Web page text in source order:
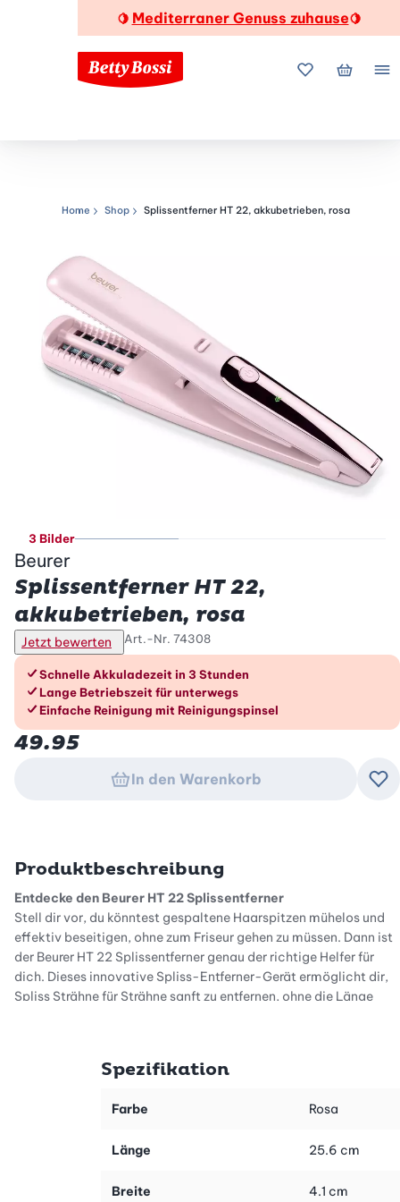
🍋 Mediterraner Genuss zuhause🍋
MeineMein
Navigationspfad
Home Shop Splissentferner HT 22, akkubetrieben, rosa
3 Bilder
Beurer
Splissentferner HT 22,
akkubetrieben, rosa
Jetzt bewerten Art.-Nr. 74308
Die Vorteile im Überblick
Schnelle Akkuladezeit in 3 Stunden
Lange Betriebszeit für unterwegs
Einfache Reinigung mit Reinigungspinsel
49.95
In den Warenkorb
Produktbeschreibung
Entdecke den Beurer HT 22 Splissentferner
Stell dir vor, du könntest gespaltene Haarspitzen mühelos und
effektiv beseitigen, ohne zum Friseur gehen zu müssen. Dann ist
der Beurer HT 22 Splissentferner genau der richtige Helfer für
dich. Dieses innovative Spliss-Entferner-Gerät ermöglicht dir,
Spliss Strähne für Strähne sanft zu entfernen, ohne die Länge
Der HT 22 Splissentferner ist nicht nur effektiv, sondern auch
3 Stunden ist er schnell einsatzbereit und bietet dir bis zu 2
Hause oder unterwegs. Die praktische Auffangkammer fängt die
Spezifikation
Farbe Rosa
Länge 25.6 cm
Breite 4.1 cm